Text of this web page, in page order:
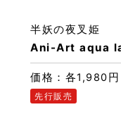
Ani-Art aqua
半妖の夜叉姫
価格：各1,980円
先行販売